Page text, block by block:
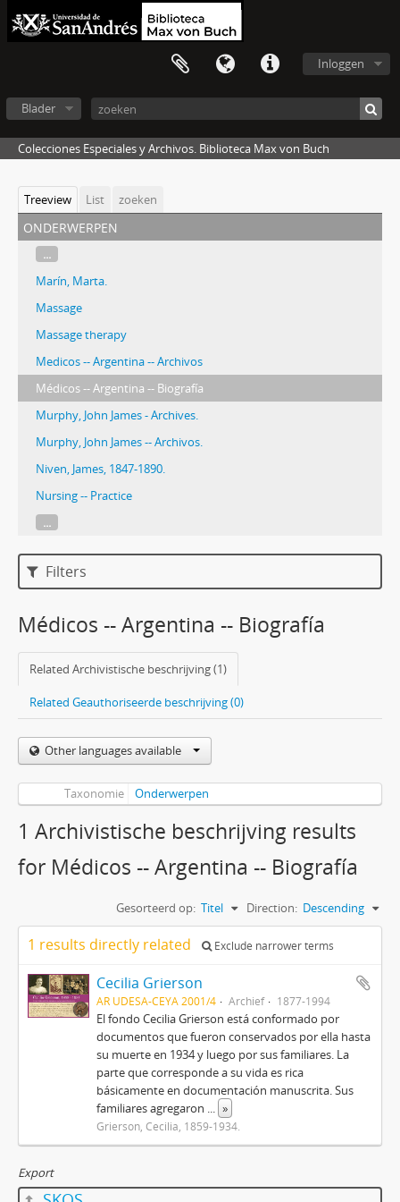
Inloggen
Blader
Colecciones Especiales y Archivos. Biblioteca Max von Buch
Treeview List zoeken
onderwerpen
...
Marín, Marta.
Massage
Massage therapy
Medicos -- Argentina -- Archivos
Médicos -- Argentina -- Biografía
Murphy, John James - Archives.
Murphy, John James -- Archivos.
Niven, James, 1847-1890.
Nursing -- Practice
...
Filters
Médicos -- Argentina -- Biografía
Related Archivistische beschrijving (1)
Related Geauthoriseerde beschrijving (0)
Other languages available
Taxonomie Onderwerpen
1 Archivistische beschrijving results
for Médicos -- Argentina -- Biografía
Gesorteerd op: Titel Direction: Descending
1 results directly related Exclude narrower terms
Cecilia Grierson
AR UDESA-CEYA 2001/4 Archief 1877-1994
El fondo Cecilia Grierson está conformado por
documentos que fueron conservados por ella hasta
su muerte en 1934 y luego por sus familiares. La
parte que corresponde a su vida es rica
básicamente en documentación manuscrita. Sus
familiares agregaron ... »
Grierson, Cecilia, 1859-1934.
Export